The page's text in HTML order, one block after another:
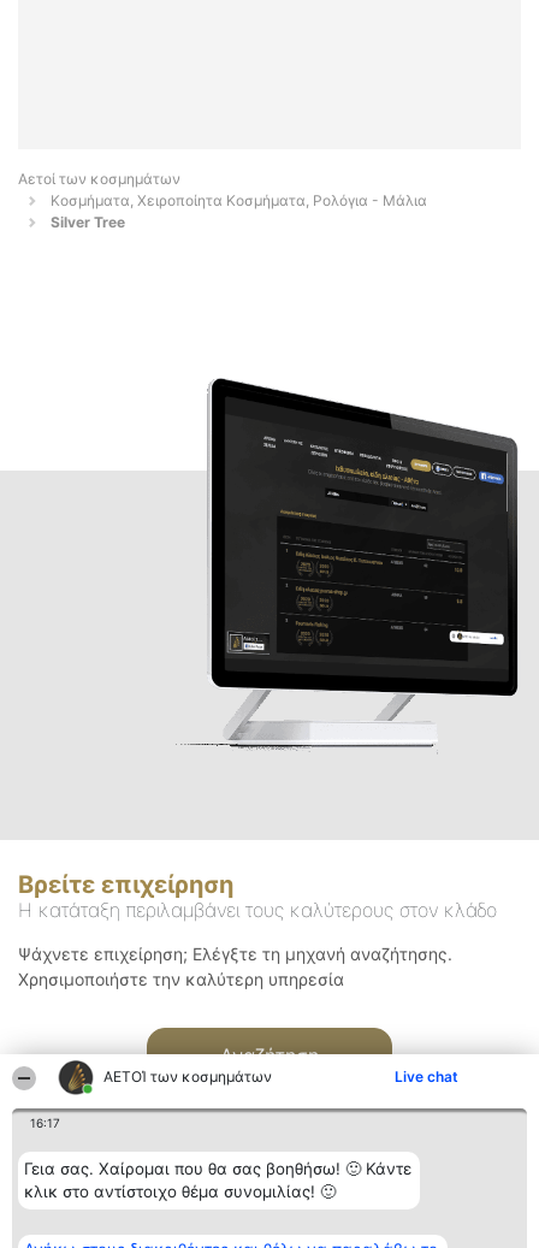
ΑΕΤΟΊ των κοσμημάτων Live chat
16:17
Γεια σας. Χαίρομαι που θα σας βοηθήσω! 🙂 Κάντε
κλικ στο αντίστοιχο θέμα συνομιλίας! 🙂
Αετοί των κοσμημάτων
Κοσμήματα, Χειροποίητα Κοσμήματα, Ρολόγια - Μάλια
Silver Tree
Βρείτε επιχείρηση
Η κατάταξη περιλαμβάνει τους καλύτερους στον κλάδο
Ψάχνετε επιχείρηση; Ελέγξτε τη μηχανή αναζήτησης.
Χρησιμοποιήστε την καλύτερη υπηρεσία
Αναζήτηση
Διοργανωτής της
Κατάταξη Επικοινωνία